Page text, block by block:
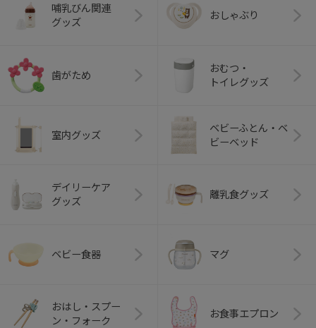
哺乳びん関連
グッズ
おしゃぶり
歯がため
おむつ・
トイレグッズ
室内グッズ
ベビーふとん・ベ
ビーベッド
デイリーケア
グッズ
離乳食グッズ
ベビー食器 マグ
おはし・スプー
ン・フォーク
お食事エプロン